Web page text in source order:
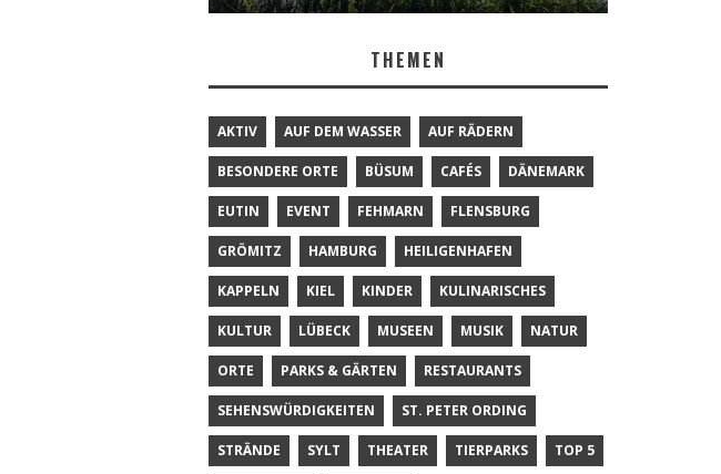
THEMEN
AKTIV AUF DEM WASSER AUF RÄDERN
BESONDERE ORTE BÜSUM CAFÉS DÄNEMARK
EUTIN EVENT FEHMARN FLENSBURG
GRÖMITZ HAMBURG HEILIGENHAFEN
KAPPELN KIEL KINDER KULINARISCHES
KULTUR LÜBECK MUSEEN MUSIK NATUR
ORTE PARKS & GÄRTEN RESTAURANTS
SEHENSWÜRDIGKEITEN ST. PETER ORDING
STRÄNDE SYLT THEATER TIERPARKS TOP 5